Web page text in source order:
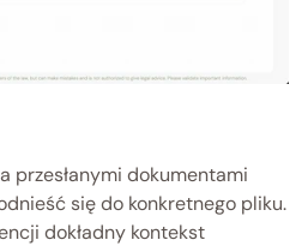
przesłanymi dokumentami
się do konkretnego pliku.
dokładny kontekst